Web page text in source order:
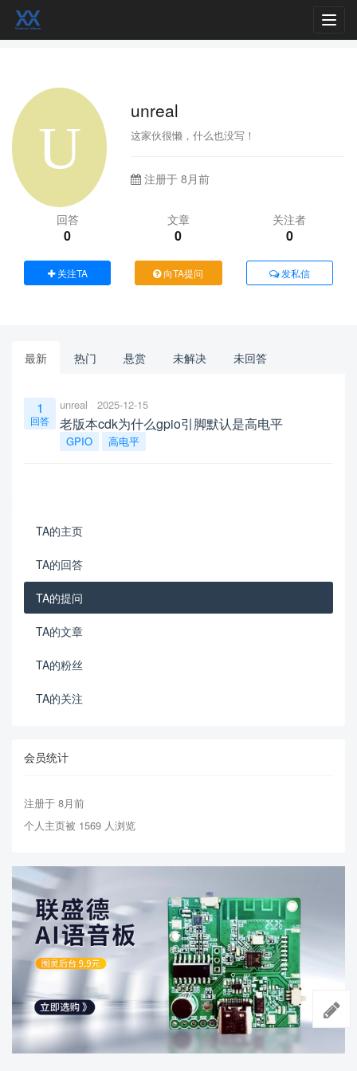
unreal
这家伙很懒，什么也没写！
注册于 8月前
回答
0
文章
0
关注者
0
关注TA 向TA提问 发私信
最新 热门 悬赏 未解决 未回答
1
回答
unreal 2025-12-15
老版本cdk为什么gpio引脚默认是高电平
GPIO 高电平
TA的主页
TA的回答
TA的提问
TA的文章
TA的粉丝
TA的关注
会员统计
注册于 8月前
个人主页被 1569 人浏览